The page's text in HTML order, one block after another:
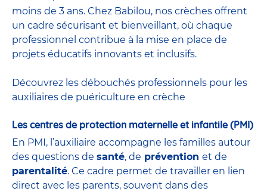
moins de 3 ans. Chez Babilou, nos crèches offrent
un cadre sécurisant et bienveillant, où chaque
professionnel contribue à la mise en place de
projets éducatifs innovants et inclusifs.
Découvrez les débouchés professionnels pour les
auxiliaires de puériculture en crèche
Les centres de protection maternelle et infantile (PMI)
En PMI, l’auxiliaire accompagne les familles autour
des questions de santé, de prévention et de
parentalité. Ce cadre permet de travailler en lien
direct avec les parents, souvent dans des